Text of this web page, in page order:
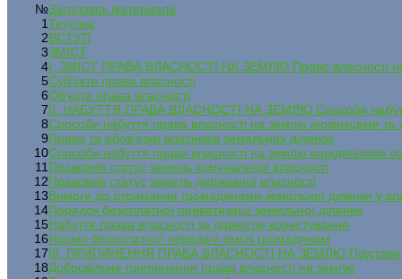
№Заголовок материала
1Титулка
2ВСТУП
3ЗМІСТ
4І. ЗМІСТ ПРАВА ВЛАСНОСТІ НА ЗЕМЛЮ Право власності
5Суб'єкти права власності
6Об'єкти права власності
7ІІ. НАБУТТЯ ПРАВА ВЛАСНОСТІ НА ЗЕМЛЮ Способи
8Способи набуття права власності на землю іноземцями
9Права та обов'язки власників земельних ділянок
10Способи набуття права власності на землю юридичними
11 Правовий статус земель комунальної власності
12Правовий статус земель державної власності
13Вимоги до отримання громадянами земельної ділянки у
14Порядок безоплатної приватизації земельної ділянки
15Набуття права власності за давністю користування
16Норми безоплатної передачі землі громадянам
17ІІІ. ПРИПИНЕННЯ ПРАВА ВЛАСНОСТІ НА ЗЕМЛЮ Підстави
18Добровільне припинення права власності на землю